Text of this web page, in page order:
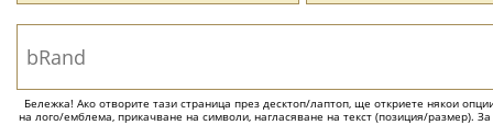
Бележка! Ако отворите тази страница през десктоп/лаптоп, ще откриете някои
на лого/емблема, прикачване на символи, нагласяване на текст (позиция/размер).